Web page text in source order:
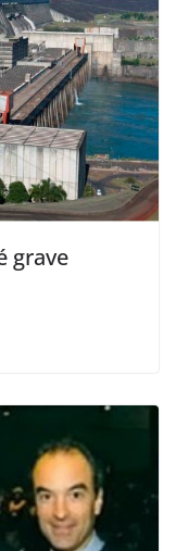
grave